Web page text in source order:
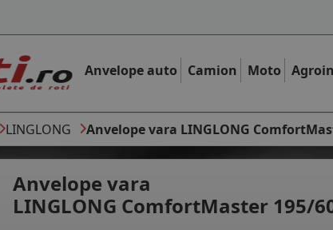
Anvelope auto Camion Moto
LINGLONG Anvelope vara LINGLONG
Anvelope vara
LINGLONG ComfortMaster 195/